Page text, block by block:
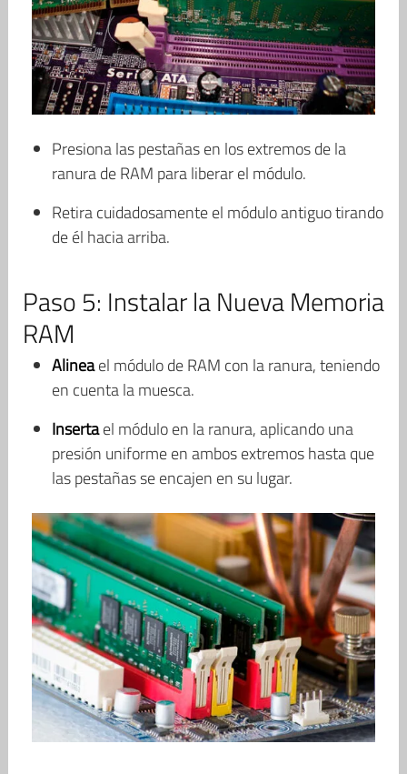
Presiona las pestañas en los extremos de la
ranura de RAM para liberar el módulo.
Retira cuidadosamente el módulo antiguo tirando
de él hacia arriba.
Paso 5: Instalar la Nueva Memoria
RAM
Alineael módulo de RAM con la ranura, teniendo
en cuenta la muesca.
Insertael módulo en la ranura, aplicando una
presión uniforme en ambos extremos hasta que
las pestañas se encajen en su lugar.